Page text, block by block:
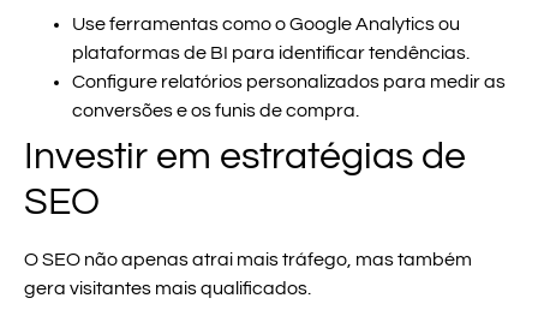
Use ferramentas como o Google Analytics ou
plataformas de BI para identificar tendências.
Configure relatórios personalizados para medir as
conversões e os funis de compra.
Investir em estratégias de
SEO
O SEO não apenas atrai mais tráfego, mas também
gera visitantes mais qualificados.